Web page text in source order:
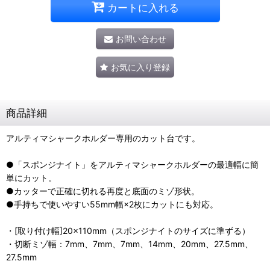
カートに入れる
お問い合わせ
お気に入り登録
商品詳細
アルティマシャークホルダー専用のカット台です。
●「スポンジナイト」をアルティマシャークホルダーの最適幅に簡
単にカット。
●カッターで正確に切れる再度と底面のミゾ形状。
●手持ちで使いやすい55mm幅×2枚にカットにも対応。
・[取り付け幅]20×110mm（スポンジナイトのサイズに準ずる）
・切断ミゾ幅：7mm、7mm、7mm、14mm、20mm、27.5mm、
27.5mm